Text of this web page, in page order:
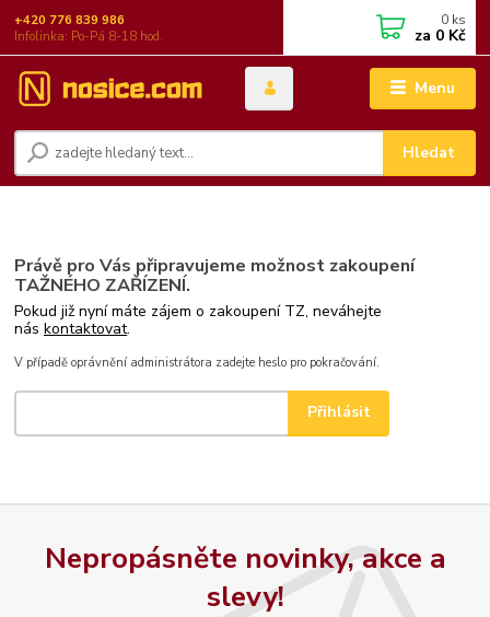
Menu
Hledat
+420 776 839 986
Infolinka: Po-Pá 8-18 hod.
0 ks
za 0 Kč
Právě pro Vás připravujeme možnost zakoupení
TAŽNÉHO ZAŘÍZENÍ.
Pokud již nyní máte zájem o zakoupení TZ, neváhejte
náskontaktovat.
V případě oprávnění administrátora zadejte heslo pro pokračování.
Nepropásněte novinky, akce a
slevy!